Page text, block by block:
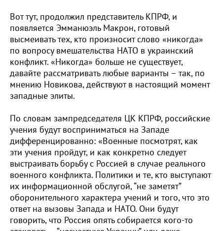
Вот тут, продолжил представитель КПРФ, и
появляется Эмманюэль Макрон, готовый
высмеивать тех, кто произносит слово «никогда»
по вопросу вмешательства НАТО в украинский
конфликт. «Никогда» больше не существует,
давайте рассматривать любые варианты – так, по
мнению Новикова, действуют в настоящий момент
западные элиты.
По словам зампредседателя ЦК КПРФ, российские
учения будут восприниматься на Западе
дифференцированно: «Военные посмотрят, как
эти учения пройдут, и как конкретно следует
выстраивать борьбу с Россией в случае реального
военного конфликта. Политики и те, кто выступают
их информационной обслугой, “не заметят”
оборонительного характера учений и того, что это
ответ на вызовы Запада и НАТО. Они будут
говорить, что Россия опять собирается кого-то